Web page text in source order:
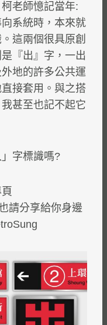
老師憶記當年:
向系統時，本來就
這兩個很具原創
『出』字，一出
地的許多公共運
接套用。與之搭
甚至也記不起它
字標識嗎?
請分享給你身邊